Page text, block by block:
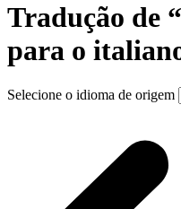
Tradução de
para o
Selecione o idioma de origem